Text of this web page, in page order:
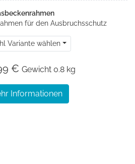
für den Ausbruchsschutz
Variante wählen
€ Gewicht 0.8 kg
Informationen